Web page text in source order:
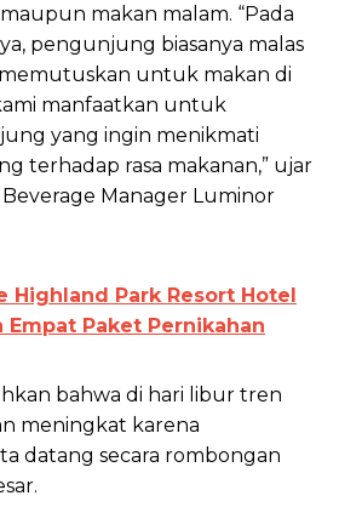
makan malam. “Pada
pengunjung biasanya malas
untuk makan di
manfaatkan untuk
yang ingin menikmati
terhadap rasa makanan,” ujar
Manager Luminor
Highland Park Resort Hotel
Empat Paket Pernikahan
bahwa di hari libur tren
meningkat karena
datang secara rombongan